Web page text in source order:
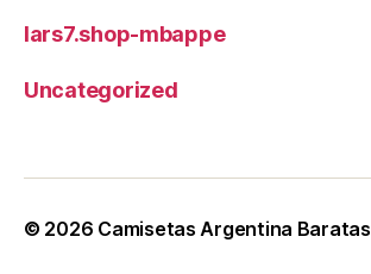
lars7.shop-mbappe
Uncategorized
© 2026 Camisetas Argentina Baratas